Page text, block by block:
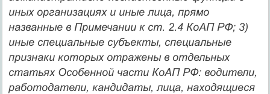
иных организациях и иные лица, прямо
названные в Примечании к ст. 2.4 КоАП РФ; 3)
иные специальные субъекты, специальные
признаки которых отражены в отдельных
статьях Особенной части КоАП РФ: водители,
работодатели, кандидаты, лица, находящиеся